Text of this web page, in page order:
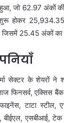
जो 62.97 अंकों की
होकर
25.45 अंकों का
सेक्टर के शेयरों ने
फिनसर्व, एक्सिस
फाइनेंस, टाटा स्टील,
बीईएल, एसबीआई, टेक